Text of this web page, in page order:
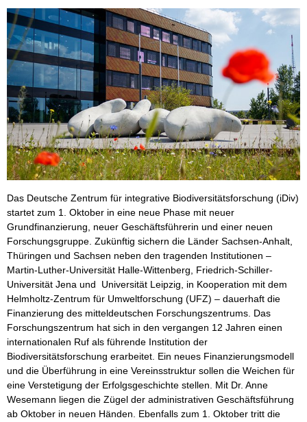
Das Deutsche Zentrum für integrative Biodiversitätsforschung (iDiv)
startet zum 1. Oktober in eine neue Phase mit neuer
Grundfinanzierung, neuer Geschäftsführerin und einer neuen
Forschungsgruppe. Zukünftig sichern die Länder Sachsen-Anhalt,
Thüringen und Sachsen neben den tragenden Institutionen –
Martin-Luther-Universität Halle-Wittenberg, Friedrich-Schiller-
Universität Jena und Universität Leipzig, in Kooperation mit dem
Helmholtz-Zentrum für Umweltforschung (UFZ) – dauerhaft die
Finanzierung des mitteldeutschen Forschungszentrums. Das
Forschungszentrum hat sich in den vergangen 12 Jahren einen
internationalen Ruf als führende Institution der
Biodiversitätsforschung erarbeitet. Ein neues Finanzierungsmodell
und die Überführung in eine Vereinsstruktur sollen die Weichen für
eine Verstetigung der Erfolgsgeschichte stellen. Mit Dr. Anne
Wesemann liegen die Zügel der administrativen Geschäftsführung
ab Oktober in neuen Händen. Ebenfalls zum 1. Oktober tritt die